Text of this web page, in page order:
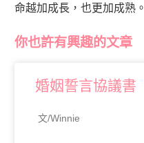
命越加成長，也更加成熟。
你也許有興趣的文章
婚姻誓言協議書
文/Winnie